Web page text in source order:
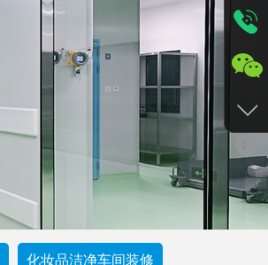
化妆品洁净车间装修